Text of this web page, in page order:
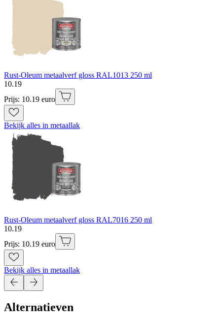
Rust-Oleum metaalverf gloss RAL1013 250 ml
10.19
Prijs: 10.19 euro
Bekijk alles in metaallak
Rust-Oleum metaalverf gloss RAL7016 250 ml
10.19
Prijs: 10.19 euro
Bekijk alles in metaallak
Alternatieven